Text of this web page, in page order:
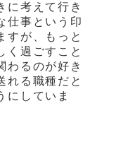
に考えて行き
仕事という印
すが、もっと
く過ごすこと
わるのが好き
れる職種だと
にしていま